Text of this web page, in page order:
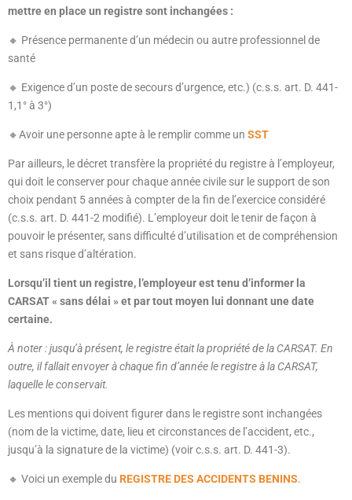
mettre en place un registre sont inchangées :
🔸 Présence permanente d’un médecin ou autre professionnel de
santé
🔸 Exigence d’un poste de secours d’urgence, etc.) (c.s.s. art. D. 441-
1,1° à 3°)
🔸Avoir une personne apte à le remplir comme un SST
Par ailleurs, le décret transfère la propriété du registre à l’employeur,
qui doit le conserver pour chaque année civile sur le support de son
choix pendant 5 années à compter de la fin de l’exercice considéré
(c.s.s. art. D. 441-2 modifié). L’employeur doit le tenir de façon à
pouvoir le présenter, sans difficulté d’utilisation et de compréhension
et sans risque d’altération.
Lorsqu’il tient un registre, l’employeur est tenu d’informer la
CARSAT « sans délai » et par tout moyen lui donnant une date
certaine.
À noter : jusqu’à présent, le registre était la propriété de la CARSAT. En
outre, il fallait envoyer à chaque fin d’année le registre à la CARSAT,
laquelle le conservait.
Les mentions qui doivent figurer dans le registre sont inchangées
(nom de la victime, date, lieu et circonstances de l’accident, etc.,
jusqu’à la signature de la victime) (voir c.s.s. art. D. 441-3).
🔸 Voici un exemple du REGISTRE DES ACCIDENTS BENINS.